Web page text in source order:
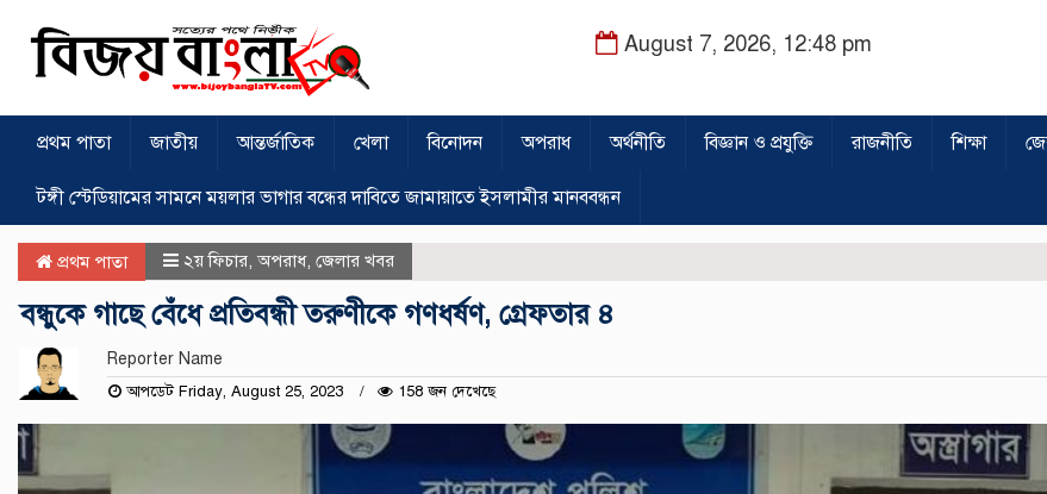
August 7, 2026, 12:48 pm
প্রথম পাতা জাতীয় আন্তর্জাতিক খেলা বিনোদন অপরাধ অর্থনীতি বিজ্ঞান ও প্রযুক্তি রাজনীতি শিক্ষা
টঙ্গী স্টেডিয়ামের সামনে ময়লার ভাগার বন্ধের দাবিতে জামায়াতে ইসলামীর মানববন্ধন
প্রথম পাতা ২য় ফিচার অপরাধ, জেলার খবর
বন্ধুকে গাছে বেঁধে প্রতিবন্ধী তরুণীকে গণধর্ষণ, গ্রেফতার ৪
Reporter Name
আপডেট Friday, August 25, 2023 158 জন দেখেছে